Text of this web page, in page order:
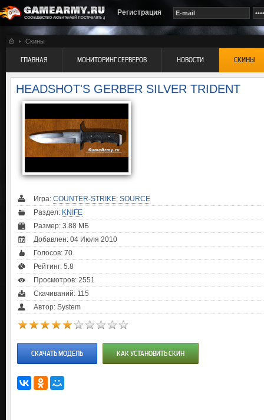
Регистрация
Скины
ГЛАВНАЯ МОНИТОРИНГ СЕРВЕРОВ НОВОСТИ СКИНЫ
HEADSHOT'S GERBER SILVER TRIDENT
Игра: COUNTER-STRIKE: SOURCE
Раздел: KNIFE
Размер: 3.88 МБ
Добавлен: 04 Июля 2010
Голосов: 70
Рейтинг: 5.8
Просмотров: 2551
Скачиваний: 115
Автор: System
СКАЧАТЬ МОДЕЛЬ КАК УСТАНОВИТЬ СКИН